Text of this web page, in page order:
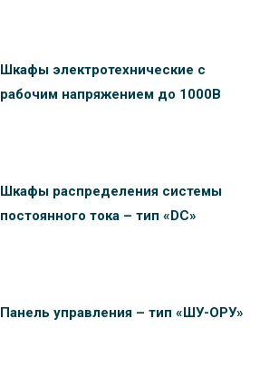
Шкафы электротехнические c
рабочим напряжением до 1000В
Шкафы распределения системы
постоянного тока – тип «DC»
Панель управления – тип «ШУ-ОРУ»